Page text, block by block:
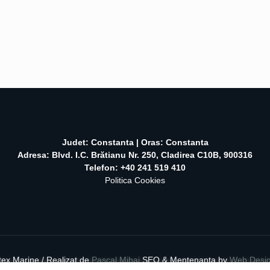
Judet: Constanta | Oras: Constanta
Adresa: Blvd. I.C. Brătianu Nr. 250, Cladirea C10B, 900316
Telefon: +40 241 519 410
Politica Cookies
Marine / Realizat dePascal MihaiSEO & Mentenanta byWeb